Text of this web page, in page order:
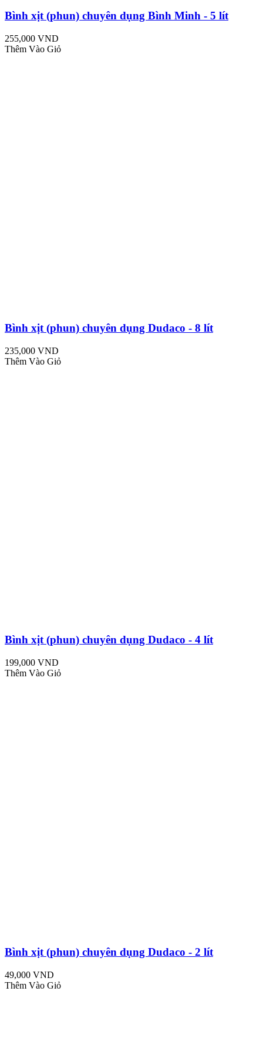
Bình xịt (phun) chuyên dụng Bình Minh - 5 lít
255,000 VND
Thêm Vào Giỏ
Bình xịt (phun) chuyên dụng Dudaco - 8 lít
235,000 VND
Thêm Vào Giỏ
Bình xịt (phun) chuyên dụng Dudaco - 4 lít
199,000 VND
Thêm Vào Giỏ
Bình xịt (phun) chuyên dụng Dudaco - 2 lít
49,000 VND
Thêm Vào Giỏ